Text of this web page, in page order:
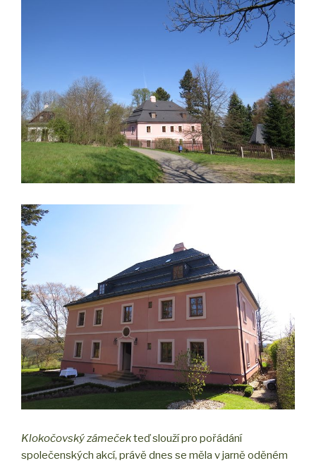
Klokočovský zámečekteď slouží pro pořádání
společenských akcí, právě dnes se měla v jarně oděném